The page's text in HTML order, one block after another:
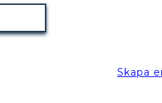
Skapa